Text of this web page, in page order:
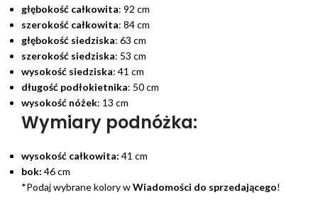
głębokość całkowita: 92 cm
szerokość całkowita: 84 cm
głębokość siedziska: 63 cm
szerokość siedziska: 53 cm
wysokość siedziska: 41 cm
długość podłokietnika: 50 cm
wysokość nóżek: 13 cm
Wymiary podnóżka:
wysokość całkowita: 41 cm
bok: 46 cm
*Podaj wybrane kolory wWiadomości do sprzedającego!